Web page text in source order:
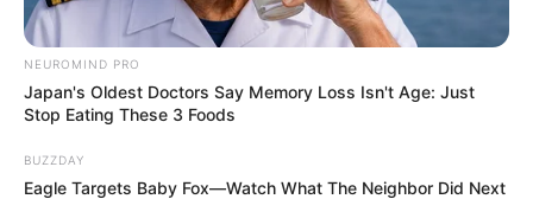
NEUROMIND PRO
Japan's Oldest Doctors Say Memory Loss Isn't Age: Just
Stop Eating These 3 Foods
BUZZDAY
Eagle Targets Baby Fox—Watch What The Neighbor Did Next